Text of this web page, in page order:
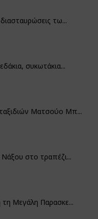
τω...
συκωτάκια...
Ματσούο Μπ...
στο τραπέζι...
Μεγάλη Παρασκε...